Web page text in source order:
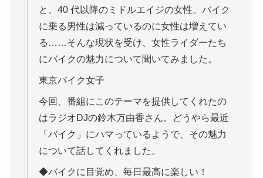
と、40 代以降のミドルエイジの女性。バイク
に乗る男性は減っているのに女性は増えてい
る……そんな現状を受け、女性ライダーたち
にバイクの魅力について聞いてみました。
東京バイク女子
今回、番組にこのテーマを提供してくれたの
はラジオDJの鈴木万由香さん。どうやら最近
「バイク」にハマっているようで、その魅力
について話してくれました。
◆バイクに目覚め、毎日最高に楽しい！